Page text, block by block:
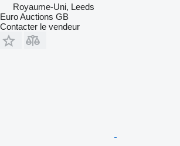
Royaume-Uni, Leeds
Euro Auctions GB
Contacter le vendeur